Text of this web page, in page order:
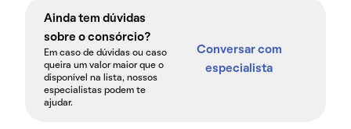
Ainda tem dúvidas
sobre o consórcio?
Em caso de dúvidas ou caso
queira um valor maior que o
disponível na lista, nossos
especialistas podem te
ajudar.
Conversar com
especialista